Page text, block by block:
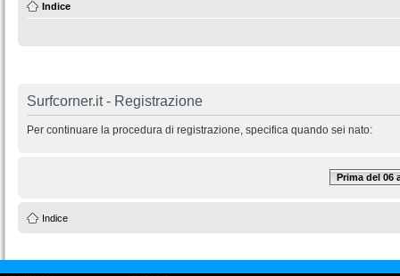
Indice
Surfcorner.it - Registrazione
Per continuare la procedura di registrazione, specifica quando sei nato:
Prima del 06
Indice